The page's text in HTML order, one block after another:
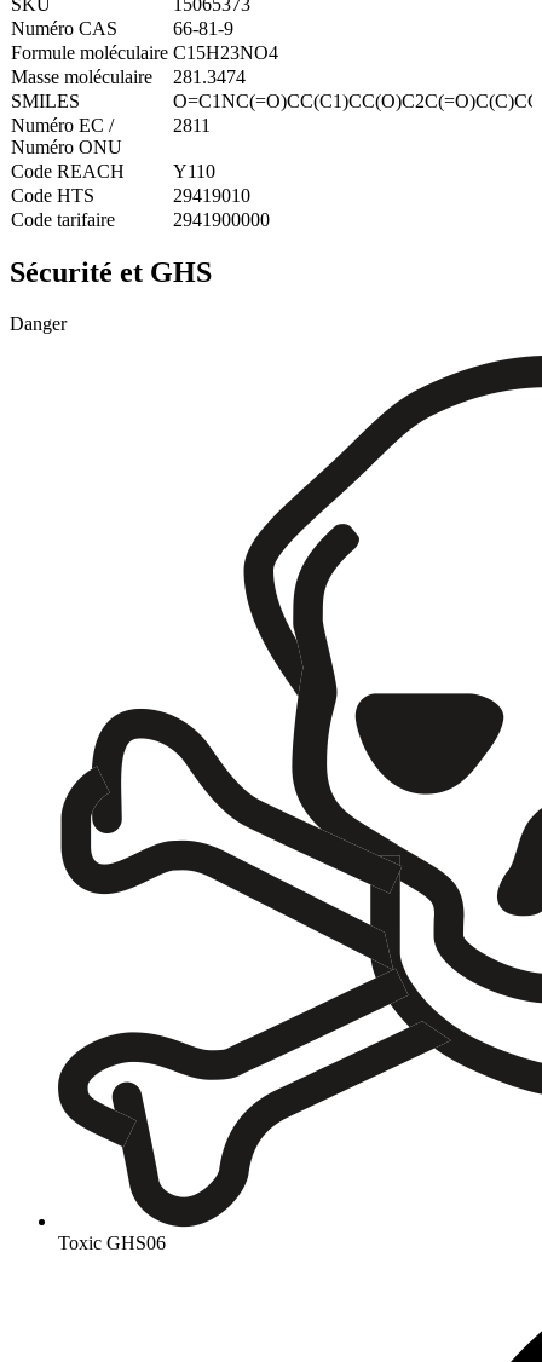
SKU
15065373
Numéro CAS
66-81-9
Formule moléculaire C15H23NO4
Masse moléculaire
281.3474
SMILES
Numéro EC /
Numéro ONU
2811
Code REACH
Y110
Code HTS
29419010
Code tarifaire
2941900000
Sécurité et GHS
Danger
Toxic GHS06